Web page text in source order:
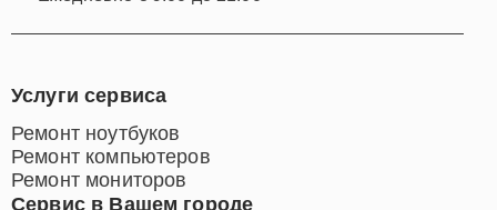
Сервис в Вашем городе
Услуги сервиса
Ремонт ноутбуков
Ремонт компьютеров
Ремонт мониторов